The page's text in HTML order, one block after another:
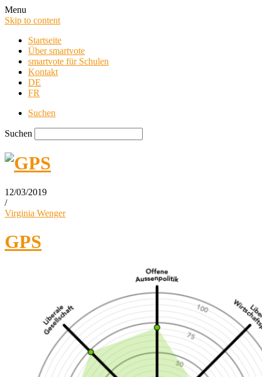
Menu
Skip to content
Startseite
Über smartvote
smartvote für Schulen
Kontakt
DE
FR
Suchen
Suchen
smartvote Blog
12/03/2019
/
Virginia Wenger
GPS